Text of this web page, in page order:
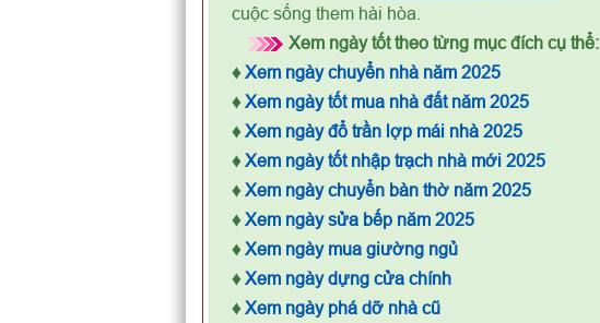
cuộc sống them hài hòa.
Xem ngày tốt theo từng mục đích cụ thể:
♦ Xem ngày chuyển nhà năm 2025
♦ Xem ngày tốt mua nhà đất năm 2025
♦ Xem ngày đổ trần lợp mái nhà 2025
♦ Xem ngày tốt nhập trạch nhà mới 2025
♦ Xem ngày chuyển bàn thờ năm 2025
♦ Xem ngày sửa bếp năm 2025
♦ Xem ngày mua giường ngủ
♦ Xem ngày dựng cửa chính
♦ Xem ngày phá dỡ nhà cũ